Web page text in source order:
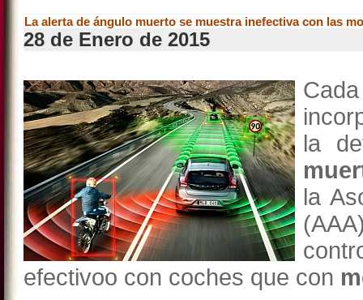
La alerta de ángulo muerto se muestra inefectiva con las
28 de Enero de 2015
la
la
efectivoo con coches que con